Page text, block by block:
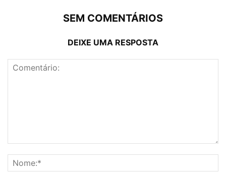
SEM COMENTÁRIOS
DEIXE UMA RESPOSTA